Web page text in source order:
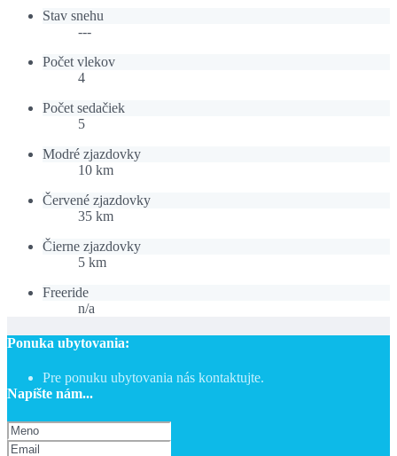
Stav snehu
---
Počet vlekov
4
Počet sedačiek
5
Modré zjazdovky
10 km
Červené zjazdovky
35 km
Čierne zjazdovky
5 km
Freeride
n/a
Ponuka ubytovania:
Pre ponuku ubytovania nás kontaktujte.
Napíšte nám...